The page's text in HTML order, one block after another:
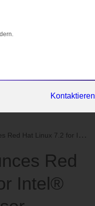
Kontaktieren
7.2 for Intel® Itanium Processor...
Red
Intel®